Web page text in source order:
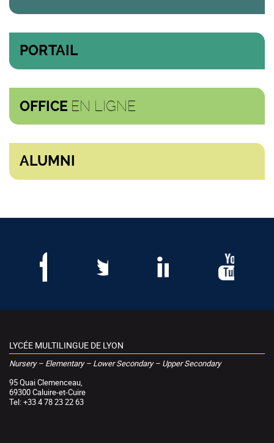
PORTAIL
OFFICE EN LIGNE
ALUMNI
LYCÉE MULTILINGUE DE LYON
Nursery – Elementary – Lower Secondary – Upper Secondary
95 Quai Clemenceau,
69300 Caluire-et-Cuire
Tel: +33 4 78 23 22 63